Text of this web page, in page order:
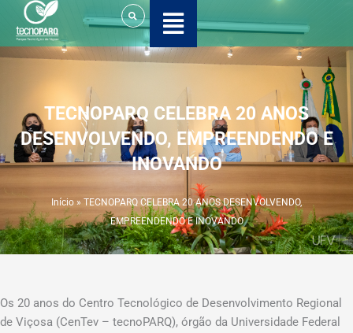
para
o
TECNOPARQ CELEBRA 20 ANOS
DESENVOLVENDO, EMPREENDENDO E
INOVANDO
Início » TECNOPARQ CELEBRA 20 ANOS DESENVOLVENDO,
EMPREENDENDO E INOVANDO
Os 20 anos do Centro Tecnológico de Desenvolvimento Regional
de Viçosa (CenTev – tecnoPARQ), órgão da Universidade Federal